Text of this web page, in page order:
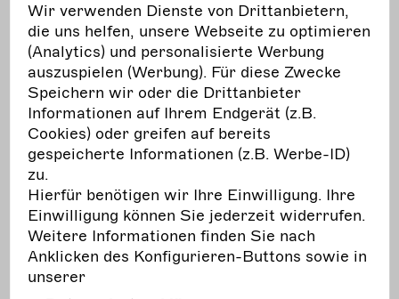
Anbieter hat keinerlei Einfluss auf die aktuelle
und zukünftige Gestaltung und auf die Inhalte
der verknüpften Seiten. Das Setzen von
externen Links bedeutet nicht, dass sich der
Anbieter die hinter dem Verweis oder Link
liegenden Inhalte zu Eigen macht. Eine ständige
Kontrolle dieser externen Links ist für den
Anbieter ohne konkrete Hinweise auf
Rechtsverstöße nicht zumutbar. Bei Kenntnis
von Rechtsverstößen werden jedoch derartige
externe Links unverzüglich gelöscht.
3. Urheber- und Leistungsschutzrechte
Wir verwenden Dienste von Drittanbietern,
die uns helfen, unsere Webseite zu optimieren
(Analytics) und personalisierte Werbung
auszuspielen (Werbung). Für diese Zwecke
Speichern wir oder die Drittanbieter
Informationen auf Ihrem Endgerät (z.B.
Cookies) oder greifen auf bereits
gespeicherte Informationen (z.B. Werbe-ID)
zu.
Hierfür benötigen wir Ihre Einwilligung. Ihre
Einwilligung können Sie jederzeit widerrufen.
Weitere Informationen finden Sie nach
Anklicken des Konfigurieren-Buttons sowie in
unserer